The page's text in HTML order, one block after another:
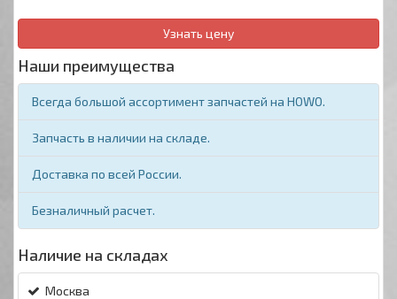
Узнать цену
Наши преимущества
Всегда большой ассортимент запчастей на HOWO.
Запчасть в наличии на складе.
Доставка по всей России.
Безналичный расчет.
Наличие на складах
Москва